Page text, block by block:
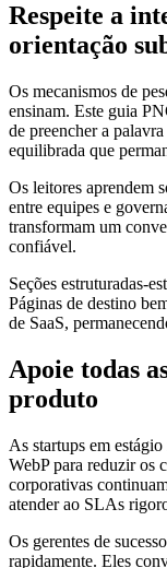
Respeite a
orientação
Os mecanismos de
ensinam. Este guia
de preencher a
equilibrada que
Os leitores aprendem
entre equipes e
transformam um
confiável.
Seções estruturadas-
Páginas de destino
de SaaS,
Apoie todas
produto
As startups em
WebP para reduzir os
corporativas
atender ao SLAs
Os gerentes de
rapidamente. Eles